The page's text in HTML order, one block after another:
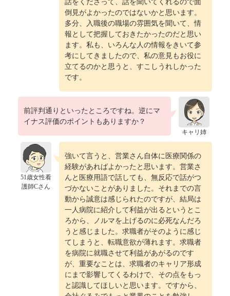
話をくださって、話を聞いてくれるので面
倒見がよかったのではないかと思います。
多分、入職後の職場の雰囲気を聞いて、情
報として把握しておきたかったのだと思い
ます。私も、いろんな人の情報をきいて参
考にしてきましたので、私の意見もお役に
立てるのかと思うと、すこしうれしかった
です。
キャリ姉
前評判通りといったところですね。逆にマ
イナス評価のポイントもありますか？
51歳女性看
護師Cさん
強いて言うと、営業さん自体に医療関係の
経験があればよかったと思います。営業さ
んと医療用語で話しても、無反応で話がつ
づかないことがありました。それまでの言
動から誠意は感じられたのですが、結局は
一人病院に紹介して利益が出るというとこ
ろから、ノルマを上げるのに必死なんだろ
うと感じました。求職者がそのように感じ
てしまうと、転職意欲が薄れます。求職者
を病院に就職させて利益があがるのです
が、重要なことは、求職者のキャリア形成
にまで影響してくるわけで、その点をもっ
と認識してほしいと思います。ですから、